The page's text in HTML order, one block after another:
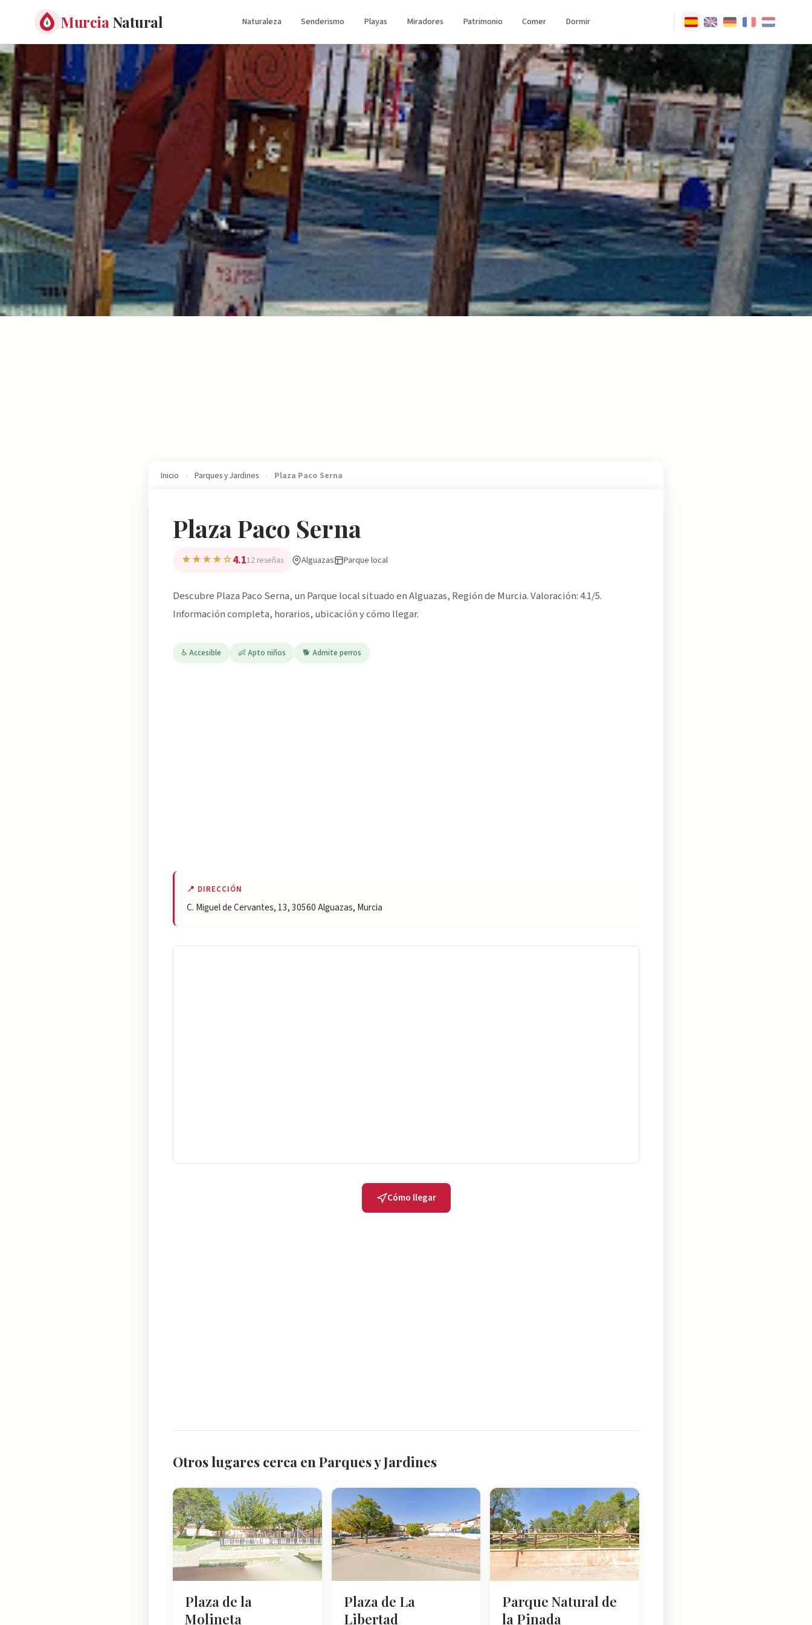
Murcia Natural Naturaleza Senderismo Playas Miradores Patrimonio Comer Dormir
Inicio › Parques y Jardines › Plaza Paco Serna
Plaza Paco Serna
★★★★☆4.112 reseñas Alguazas Parque local
Descubre Plaza Paco Serna, un Parque local situado en Alguazas, Región de Murcia. Valoración: 4.1/5.
Información completa, horarios, ubicación y cómo llegar.
♿ Accesible 👶 Apto niños 🐕 Admite perros
📍 DIRECCIÓN
C. Miguel de Cervantes, 13, 30560 Alguazas, Murcia
Cómo llegar
Otros lugares cerca en Parques y Jardines
Plaza de la
Molineta
Plaza de La
Libertad
Parque Natural de
la Pinada